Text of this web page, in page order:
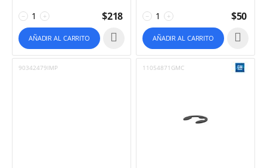
+
− $218
AÑADIR AL CARRITO
+
− $50
AÑADIR AL CARRITO
90342479IMP 11054871GMC